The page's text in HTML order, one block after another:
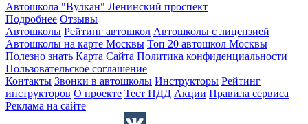
Автошкола "Вулкан" Ленинский проспект
Подробнее Отзывы
Автошколы Рейтинг автошкол Автошколы с лицензией
Автошколы на карте Москвы Топ 20 автошкол Москвы
Полезно знать Карта Сайта Политика конфиденциальности
Пользовательское соглашение
Контакты Звонки в автошколы Инструкторы Рейтинг
инструкторов О проекте Тест ПДД Акции Правила сервиса
Реклама на сайте